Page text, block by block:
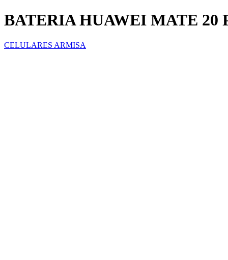
BATERIA HUAWEI MATE 20
CELULARES ARMISA